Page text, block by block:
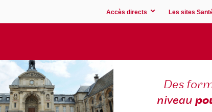
Accès directs Les sites
Des
niveau